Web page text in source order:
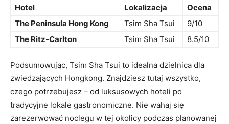
Hotel Lokalizacja
Ocena
The Peninsula ⁢Hong Kong
Tsim Sha Tsui
9/10
The Ritz-Carlton
Tsim Sha Tsui 8.5/10
Podsumowując, Tsim Sha Tsui to idealna dzielnica dla
zwiedzających Hongkong.⁢ Znajdziesz tutaj wszystko,
czego potrzebujesz – od luksusowych hoteli po
tradycyjne lokale gastronomiczne. Nie wahaj się
zarezerwować noclegu w tej okolicy podczas planowanej